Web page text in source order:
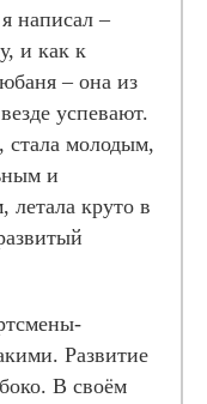
написал –
и как к
– она из
успевают.
стала молодым,
и
летала круто в
Развитие
В своём